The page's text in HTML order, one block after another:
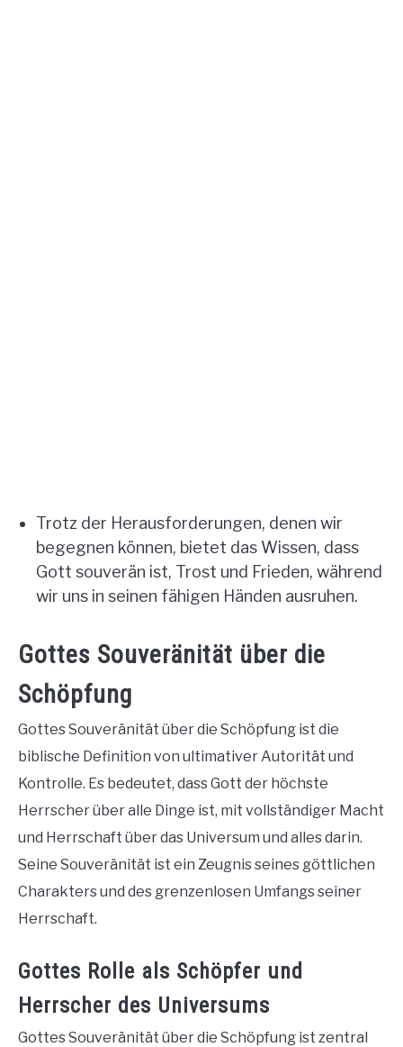
Trotz der Herausforderungen, denen wir
begegnen können, bietet das Wissen, dass
Gott souverän ist, Trost und Frieden, während
wir uns in seinen fähigen Händen ausruhen.
Gottes Souveränität über die
Schöpfung
Gottes Souveränität über die Schöpfung ist die
biblische Definition von ultimativer Autorität und
Kontrolle. Es bedeutet, dass Gott der höchste
Herrscher über alle Dinge ist, mit vollständiger Macht
und Herrschaft über das Universum und alles darin.
Seine Souveränität ist ein Zeugnis seines göttlichen
Charakters und des grenzenlosen Umfangs seiner
Herrschaft.
Gottes Rolle als Schöpfer und
Herrscher des Universums
Gottes Souveränität über die Schöpfung ist zentral